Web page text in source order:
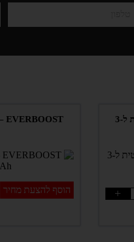
TRICHARGE – עמדת טעינה קומפקטית ל-3
+ הוסף להצעת מחיר